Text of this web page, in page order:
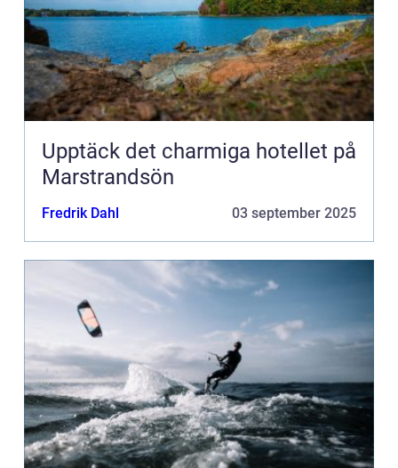
Upptäck det charmiga hotellet på
Marstrandsön
Fredrik Dahl 03 september 2025